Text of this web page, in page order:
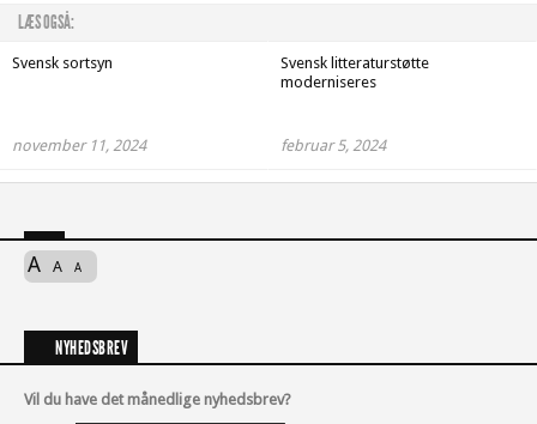
LÆS OGSÅ:
Svensk sortsyn
november 11, 2024
Svensk litteraturstøtte
moderniseres
februar 5, 2024
A A A
NYHEDSBREV
Vil du have det månedlige nyhedsbrev?